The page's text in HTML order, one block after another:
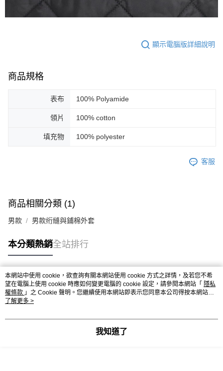
顯示電腦版詳細說明
商品規格
表布 100% Polyamide
領片 100% cotton
填充物 100% polyester
客服
商品相關分類 (1)
男款 男款绗縫與鋪棉外套
本分類熱銷全站排行
熱門標籤
本網站中使用 cookie，欲查詢有關本網站使用 cookie 方式之詳情，及若您不希
望在電腦上使用 cookie 時應如何變更電腦的 cookie 設定，請參閱本網站「 隱私
權條款 」之 Cookie 聲明。您繼續使用本網站即表示您同意本公司得按本網站使
用條款之 Cookie 聲明使用 cookie。
了解更多 >
我知道了